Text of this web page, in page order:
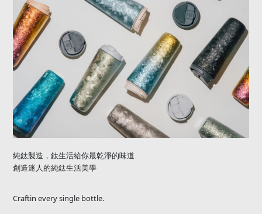
純鈦製造，鈦生活給你最乾淨的味道
創造迷人的純鈦生活美學
Craftin every single bottle.